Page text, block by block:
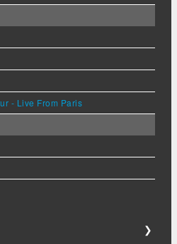
- Live From Paris
❯